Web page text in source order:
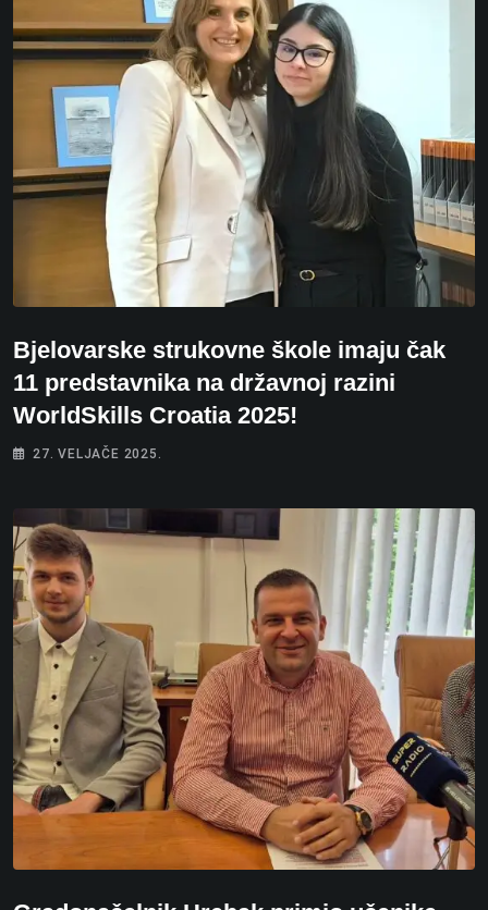
Bjelovarske strukovne škole imaju čak
11 predstavnika na državnoj razini
WorldSkills Croatia 2025!
27. VELJAČE 2025.